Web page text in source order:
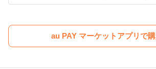
au PAY マーケットアプリで